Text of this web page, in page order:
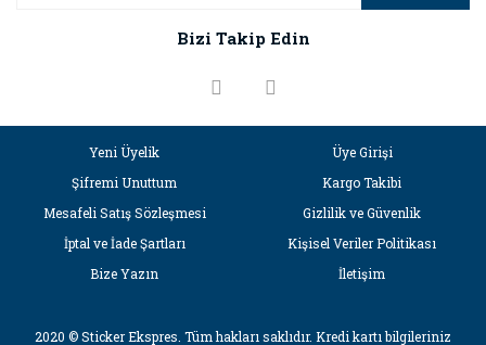
Ürün bilgilerinde hatalar bulunuyor.
Bizi Takip Edin
Yeni Üyelik
Üye Girişi
Şifremi Unuttum
Kargo Takibi
Mesafeli Satış Sözleşmesi
Gizlilik ve Güvenlik
İptal ve İade Şartları
Kişisel Veriler Politikası
Bize Yazın
İletişim
2020 © Sticker Ekspres. Tüm hakları saklıdır. Kredi kartı bilgileriniz